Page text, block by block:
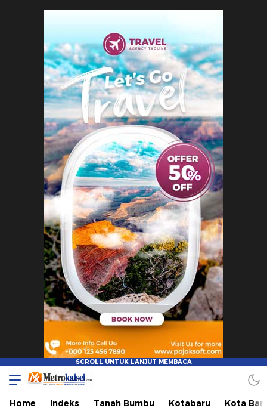
Home Indeks Tanah Bumbu Kotabaru Kota